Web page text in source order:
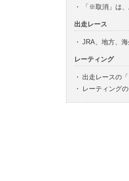
・ 「※取消」は
出走レース
・ JRA、地方、
レーティング
・ 出走レースの
・
レーティング